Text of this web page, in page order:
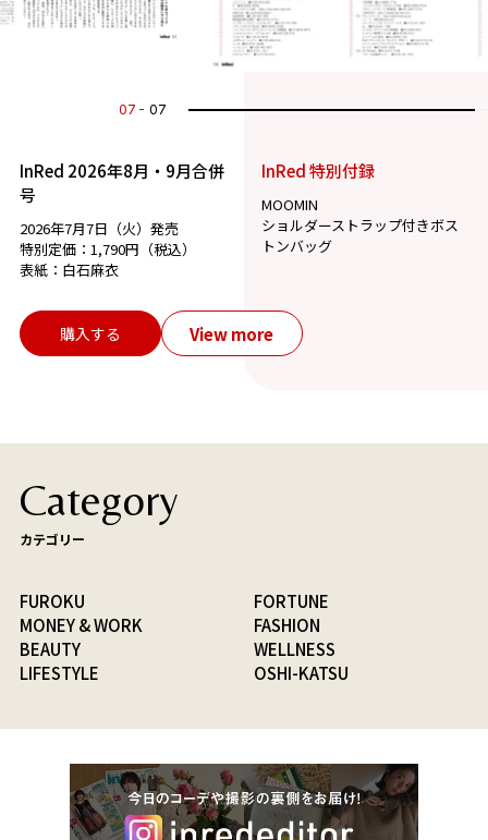
07 07
InRed 2026年8月・9月合併
号
2026年7月7日（火）発売
特別定価：1,790円（税込）
表紙：白石麻衣
InRed 特別付録
MOOMIN
ショルダーストラップ付きボス
トンバッグ
購入する View more
Category
カテゴリー
FUROKU
FORTUNE
MONEY & WORK
FASHION
BEAUTY
WELLNESS
LIFESTYLE
OSHI-KATSU